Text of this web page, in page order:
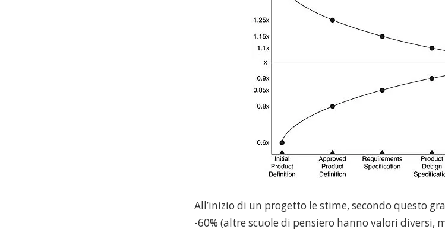
All’inizio di un progetto le stime, secondo questo
-60% (altre scuole di pensiero hanno valori diversi,